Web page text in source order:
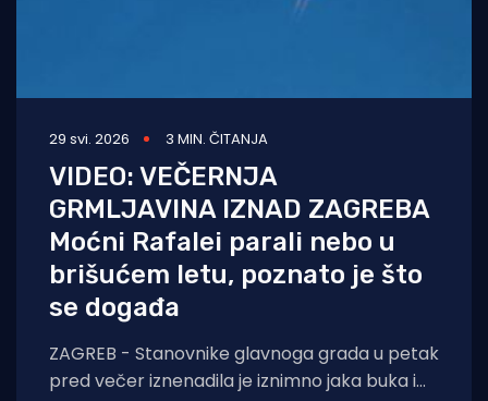
29 svi. 2026 3 MIN. ČITANJA
VIDEO: VEČERNJA
GRMLJAVINA IZNAD ZAGREBA
Moćni Rafalei parali nebo u
brišućem letu, poznato je što
se događa
ZAGREB - Stanovnike glavnoga grada u petak
pred večer iznenadila je iznimno jaka buka i